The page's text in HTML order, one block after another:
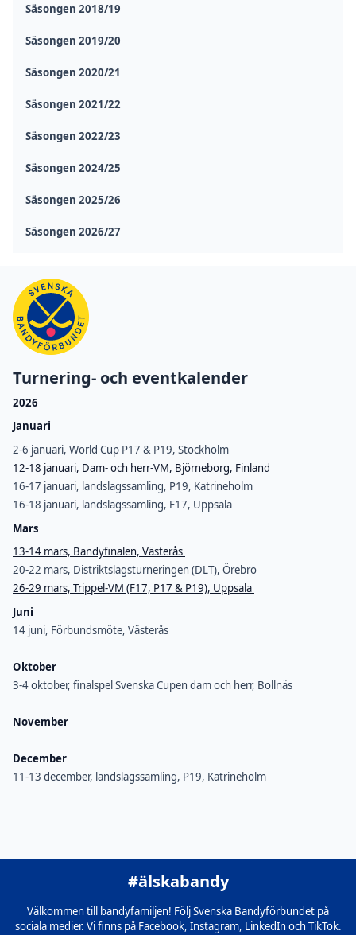
Säsongen 2018/19
Säsongen 2019/20
Säsongen 2020/21
Säsongen 2021/22
Säsongen 2022/23
Säsongen 2024/25
Säsongen 2025/26
Säsongen 2026/27
Turnering- och eventkalender
2026
Januari
2-6 januari, World Cup P17 & P19, Stockholm
12-18 januari, Dam- och herr-VM, Björneborg, Finland
16-17 januari, landslagssamling, P19, Katrineholm
16-18 januari, landslagssamling, F17, Uppsala
Mars
13-14 mars, Bandyfinalen, Västerås
20-22 mars, Distriktslagsturneringen (DLT), Örebro
26-29 mars, Trippel-VM (F17, P17 & P19), Uppsala
Juni
14 juni, Förbundsmöte, Västerås
Oktober
3-4 oktober, finalspel Svenska Cupen dam och herr, Bollnäs
November
December
11-13 december, landslagssamling, P19, Katrineholm
#älskabandy
Välkommen till bandyfamiljen! Följ Svenska Bandyförbundet på
sociala medier. Vi finns på Facebook, Instagram, LinkedIn och TikTok.